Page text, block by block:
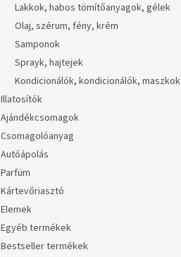
Lakkok, habos tömítőanyagok, gélek
Olaj, szérum, fény, krém
Samponok
Sprayk, hajtejek
Kondicionálók, kondicionálók, maszkok
Illatosítók
Ajándékcsomagok
Csomagolóanyag
Autóápolás
Parfüm
Kártevőriasztó
Elemek
Egyéb termékek
Bestseller termékek